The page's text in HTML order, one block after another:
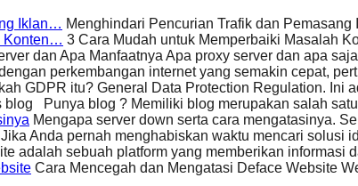
Iklan… Menghindari Pencurian Trafik dan
Konten… 3 Cara Mudah untuk Memperbaiki Masalah
dan Apa Manfaatnya Apa proxy server dan apa
perkembangan internet yang semakin cepat,
GDPR itu? General Data Protection Regulation. Ini
blog Punya blog ? Memiliki blog merupakan salah
Mengapa server down serta cara mengatasinya.
Jika Anda pernah menghabiskan waktu mencari solusi
adalah sebuah platform yang memberikan informasi
Cara Mencegah dan Mengatasi Deface Website